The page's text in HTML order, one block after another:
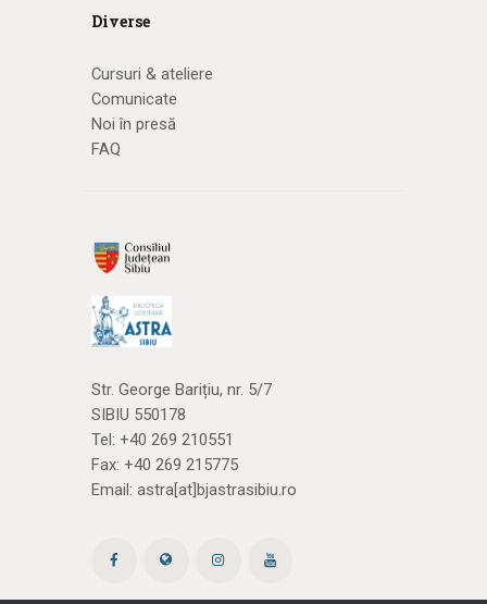
Diverse
Cursuri & ateliere
Comunicate
Noi în presă
FAQ
Str. George Barițiu, nr. 5/7
SIBIU 550178
Tel: +40 269 210551
Fax: +40 269 215775
Email: astra[at]bjastrasibiu.ro